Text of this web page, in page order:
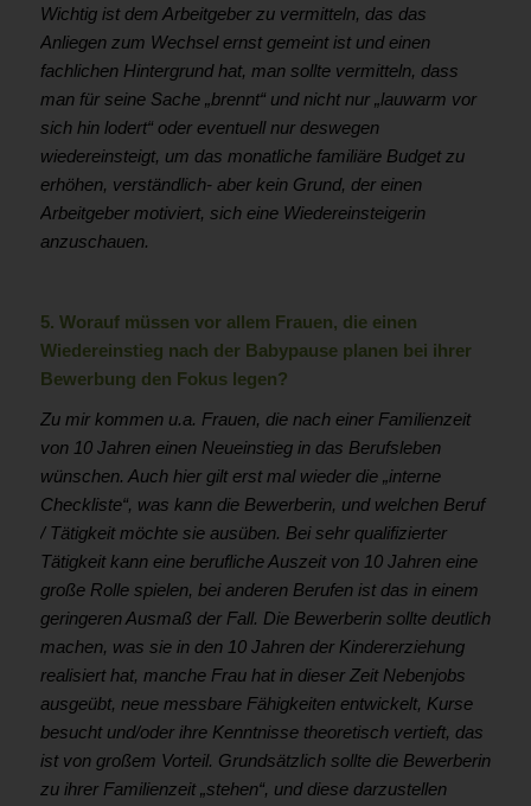
Wichtig ist dem Arbeitgeber zu vermitteln, das das
Anliegen zum Wechsel ernst gemeint ist und einen
fachlichen Hintergrund hat, man sollte vermitteln, dass
man für seine Sache „brennt“ und nicht nur „lauwarm vor
sich hin lodert“ oder eventuell nur deswegen
wiedereinsteigt, um das monatliche familiäre Budget zu
erhöhen, verständlich- aber kein Grund, der einen
Arbeitgeber motiviert, sich eine Wiedereinsteigerin
anzuschauen.
5. Worauf müssen vor allem Frauen, die einen
Wiedereinstieg nach der Babypause planen bei ihrer
Bewerbung den Fokus legen?
Zu mir kommen u.a. Frauen, die nach einer Familienzeit
von 10 Jahren einen Neueinstieg in das Berufsleben
wünschen. Auch hier gilt erst mal wieder die „interne
Checkliste“, was kann die Bewerberin, und welchen Beruf
/ Tätigkeit möchte sie ausüben. Bei sehr qualifizierter
Tätigkeit kann eine berufliche Auszeit von 10 Jahren eine
große Rolle spielen, bei anderen Berufen ist das in einem
geringeren Ausmaß der Fall. Die Bewerberin sollte deutlich
machen, was sie in den 10 Jahren der Kindererziehung
realisiert hat, manche Frau hat in dieser Zeit Nebenjobs
ausgeübt, neue messbare Fähigkeiten entwickelt, Kurse
besucht und/oder ihre Kenntnisse theoretisch vertieft, das
ist von großem Vorteil. Grundsätzlich sollte die Bewerberin
zu ihrer Familienzeit „stehen“, und diese darzustellen